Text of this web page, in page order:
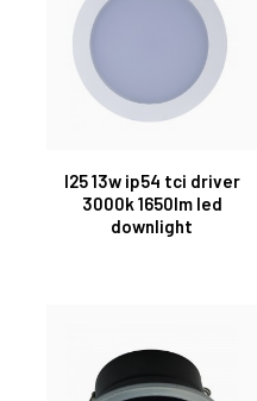
l25 13w ip54 tci driver
3000k 1650lm led
downlight